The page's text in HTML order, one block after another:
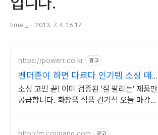
time _ 2013. 7. 4. 16:17
https://powerr.co.kr 광고
벤더존이 하면 다르다 인기템 소싱 매
출 수직상승
소싱 고민 끝! 이미 검증된 '잘 팔리는' 제품만
공급합니다. 화장품 식품 건기식 오늘 마감
http://m.coupang.com 광고